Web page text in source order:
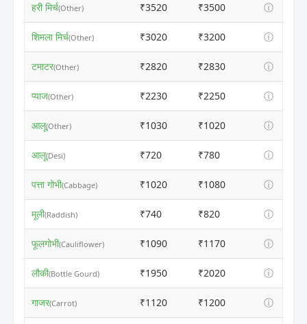
हरी मिर्च(Other) ₹3520 ₹3500 ⓘ
शिमला मिर्च(Other) ₹3020 ₹3200 ⓘ
टमाटर(Other) ₹2820 ₹2830 ⓘ
प्याज(Other) ₹2230 ₹2250 ⓘ
आलू(Other) ₹1030 ₹1020 ⓘ
आलू(Desi) ₹720 ₹780 ⓘ
पत्ता गोभी(Cabbage) ₹1020 ₹1080 ⓘ
मूली(Raddish) ₹740 ₹820 ⓘ
फूलगोभी(Cauliflower) ₹1090 ₹1170 ⓘ
लौकी(Bottle Gourd) ₹1950 ₹2020 ⓘ
गाजर(Carrot) ₹1120 ₹1200 ⓘ